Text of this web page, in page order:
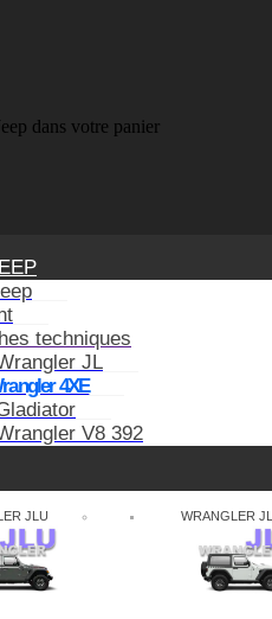
dans votre panier
techniques
JL
4XE
V8 392
JLU WRANGLER JL